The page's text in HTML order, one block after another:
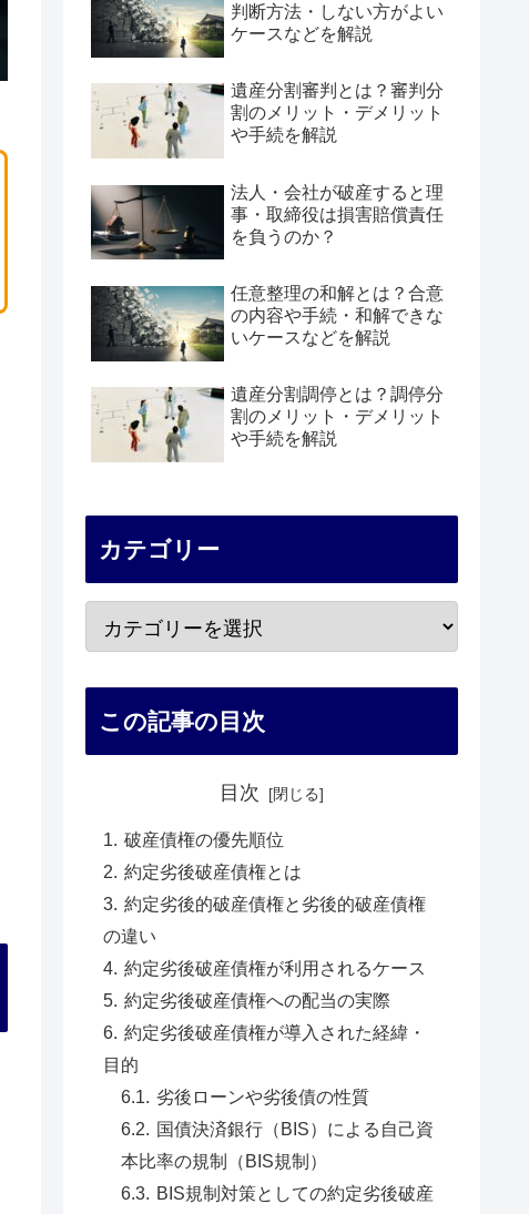
判断方法・しない方がよい
ケースなどを解説
遺産分割審判とは？審判分
割のメリット・デメリット
や手続を解説
法人・会社が破産すると理
事・取締役は損害賠償責任
を負うのか？
任意整理の和解とは？合意
の内容や手続・和解できな
いケースなどを解説
遺産分割調停とは？調停分
割のメリット・デメリット
や手続を解説
カテゴリー
この記事の目次
目次
破産債権の優先順位
約定劣後破産債権とは
約定劣後的破産債権と劣後的破産債権
の違い
約定劣後破産債権が利用されるケース
約定劣後破産債権への配当の実際
約定劣後破産債権が導入された経緯・
目的
劣後ローンや劣後債の性質
国債決済銀行（BIS）による自己資
本比率の規制（BIS規制）
BIS規制対策としての約定劣後破産